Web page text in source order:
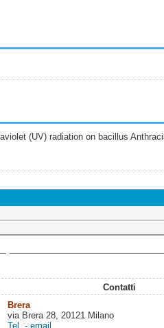
(UV) radiation on bacillus
Contatti
Brera
via Brera 28, 20121 Milano
Tel. - email